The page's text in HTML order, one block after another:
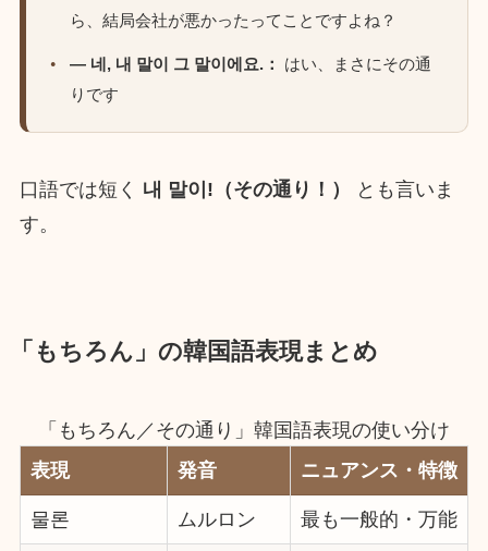
ら、結局会社が悪かったってことですよね？
— 네, 내 말이 그 말이에요.：
はい、まさにその通
りです
口語では短く 내 말이!（その通り！）
とも言いま
す。
「もちろん」の韓国語表現まとめ
「もちろん／その通り」韓国語表現の使い分け
表現
発音 ニュアンス・特徴
물론 ムルロン 最も一般的・万能